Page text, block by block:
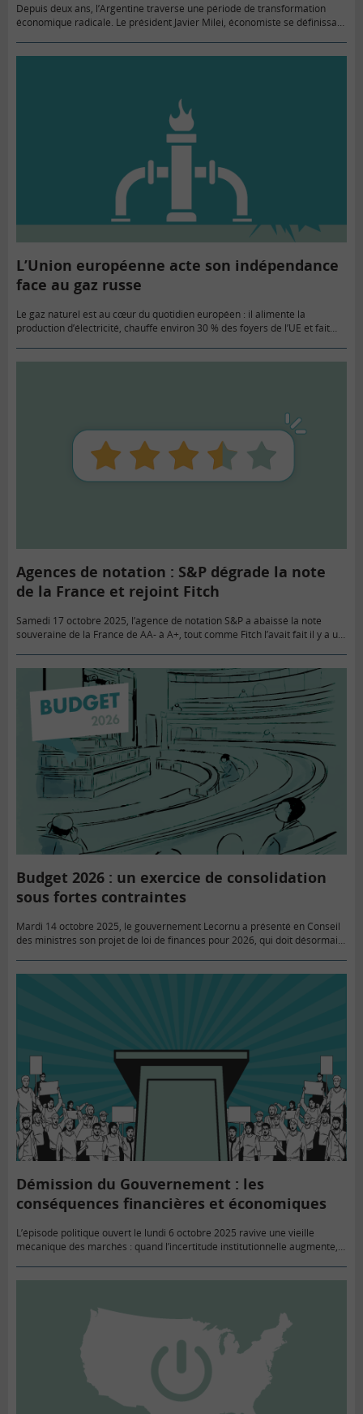
Depuis deux ans, l’Argentine traverse une période de transformation
économique radicale. Le président Javier Milei, économiste se définissant
L’Union européenne acte son indépendance
face au gaz russe
Le gaz naturel est au cœur du quotidien européen : il alimente la
production d’électricité, chauffe environ 30 % des foyers de l’UE et fait
Agences de notation : S&P dégrade la note
de la France et rejoint Fitch
Samedi 17 octobre 2025, l’agence de notation S&P a abaissé la note
souveraine de la France de AA- à A+, tout comme Fitch l’avait fait il y a un
Budget 2026 : un exercice de consolidation
sous fortes contraintes
Mardi 14 octobre 2025, le gouvernement Lecornu a présenté en Conseil
des ministres son projet de loi de finances pour 2026, qui doit désormais
Démission du Gouvernement : les
conséquences financières et économiques
L’épisode politique ouvert le lundi 6 octobre 2025 ravive une vieille
mécanique des marchés : quand l’incertitude institutionnelle augmente,